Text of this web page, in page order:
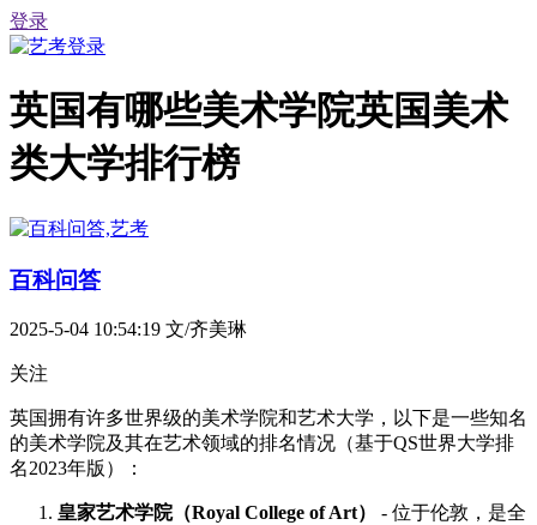
登录
英国有哪些美术学院英国美术
类大学排行榜
百科问答
2025-5-04 10:54:19 文/齐美琳
关注
英国拥有许多世界级的美术学院和艺术大学，以下是一些知名
的美术学院及其在艺术领域的排名情况（基于QS世界大学排
名2023年版）：
皇家艺术学院（Royal College of Art）
- 位于伦敦，是全